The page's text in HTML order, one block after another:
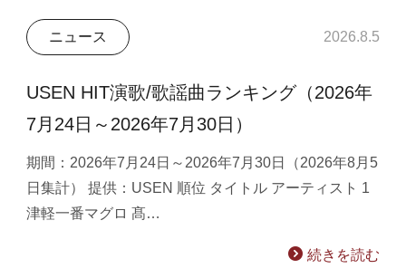
ニュース 2026.8.5
USEN HIT演歌/歌謡曲ランキング（2026年
7月24日～2026年7月30日）
期間：2026年7月24日～2026年7月30日（2026年8月5
日集計） 提供：USEN 順位 タイトル アーティスト 1
津軽一番マグロ 髙…
続きを読む